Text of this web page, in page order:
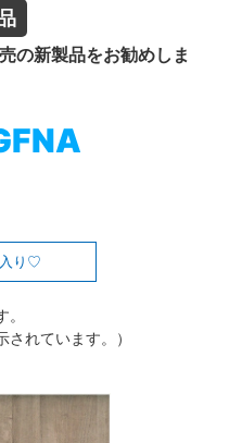
の新製品をお勧めしま
り
されています。）